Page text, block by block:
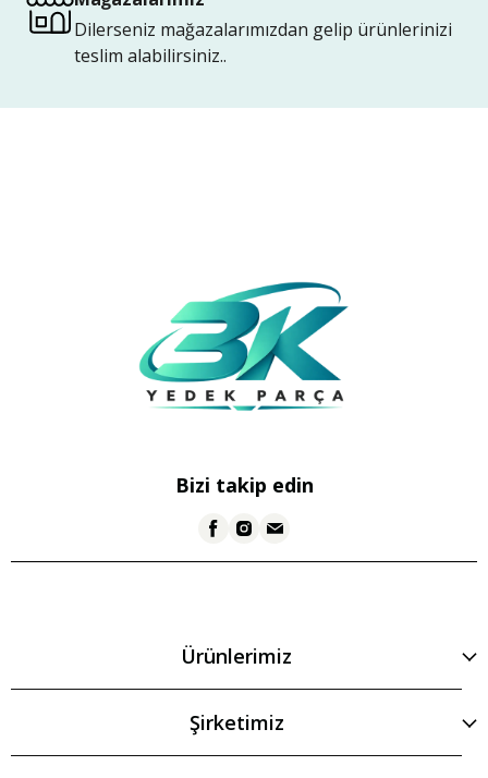
Dilerseniz mağazalarımızdan gelip ürünlerinizi
teslim alabilirsiniz..
Bizi takip edin
Ürünlerimiz
Şirketimiz